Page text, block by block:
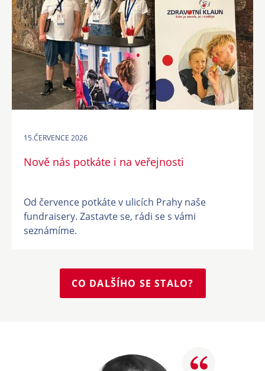
15.ČERVENCE 2026
Nově nás potkáte i na veřejnosti
Od července potkáte v ulicích Prahy naše
fundraisery. Zastavte se, rádi se s vámi
seznámíme.
CO DALŠÍHO SE STALO?